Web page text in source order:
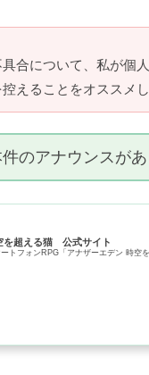
合について、私が個
えることをオススメ
のアナウンスが
を超える猫 公式サイト
トフォンRPG「アナザーエデン 時空